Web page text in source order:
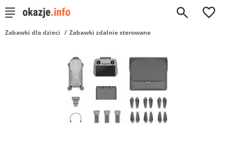
0
Zabawki dla dzieci Zabawki zdalnie sterowane